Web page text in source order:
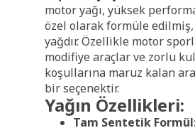
motor yağı, yüksek
özel olarak formüle
yağdır. Özellikle motor
modifiye araçlar ve zorlu
koşullarına maruz kalan
bir seçenektir.
Yağın Özellikleri:
Tam Sentetik